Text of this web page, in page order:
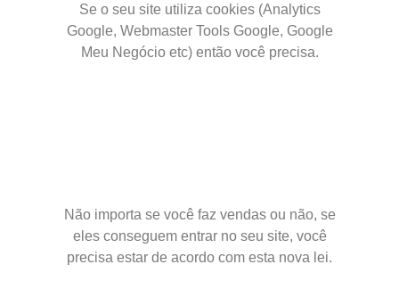
Se o seu site utiliza cookies (Analytics
Google, Webmaster Tools Google, Google
Meu Negócio etc) então você precisa.
Não importa se você faz vendas ou não, se
eles conseguem entrar no seu site, você
precisa estar de acordo com esta nova lei.